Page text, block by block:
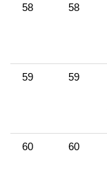
58 58
59 59
60 60